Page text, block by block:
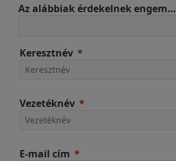
Az alábbiak érdekelnek engem…
Keresztnév
Vezetéknév
E-mail cím